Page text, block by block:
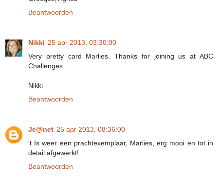
Beantwoorden
Nikki 25 apr 2013, 03:30:00
Very pretty card Marlies. Thanks for joining us at ABC
Challenges.
Nikki
Beantwoorden
Je@net 25 apr 2013, 08:36:00
't Is weer een prachtexemplaar, Marlies, erg mooi en tot in
detail afgewerkt!
Beantwoorden